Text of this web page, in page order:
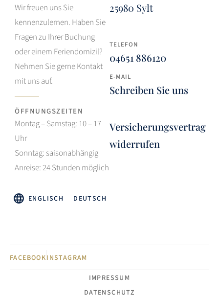
Wir freuen uns Sie
kennenzulernen. Haben Sie
Fragen zu Ihrer Buchung
oder einem Feriendomizil?
Nehmen Sie gerne Kontakt
mit uns auf.
ÖFFNUNGSZEITEN
Montag – Samstag: 10 – 17
Uhr
Sonntag: saisonabhängig
Anreise: 24 Stunden möglich
25980 Sylt
TELEFON
04651 886120
E-MAIL
Schreiben Sie uns
Versicherungsvertrag
widerrufen
ENGLISCH DEUTSCH
FACEBOOKINSTAGRAM
IMPRESSUM
DATENSCHUTZ